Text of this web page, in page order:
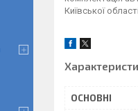
Київської
ОСНОВНІ